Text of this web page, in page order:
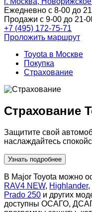
Ежедневно с 8-00 до
Продажи с 9-00 до 21-
+7 (495) 172-75-71
Проложить маршрут
Toyota в Москве
Покупка
Страхование
Страхование
Защитите свой
наслаждайтесь
Узнать подробнее
В Major Toyota можно
RAV4 NEW, Highlander,
Prado 250 и других
доступны ОСАГО,